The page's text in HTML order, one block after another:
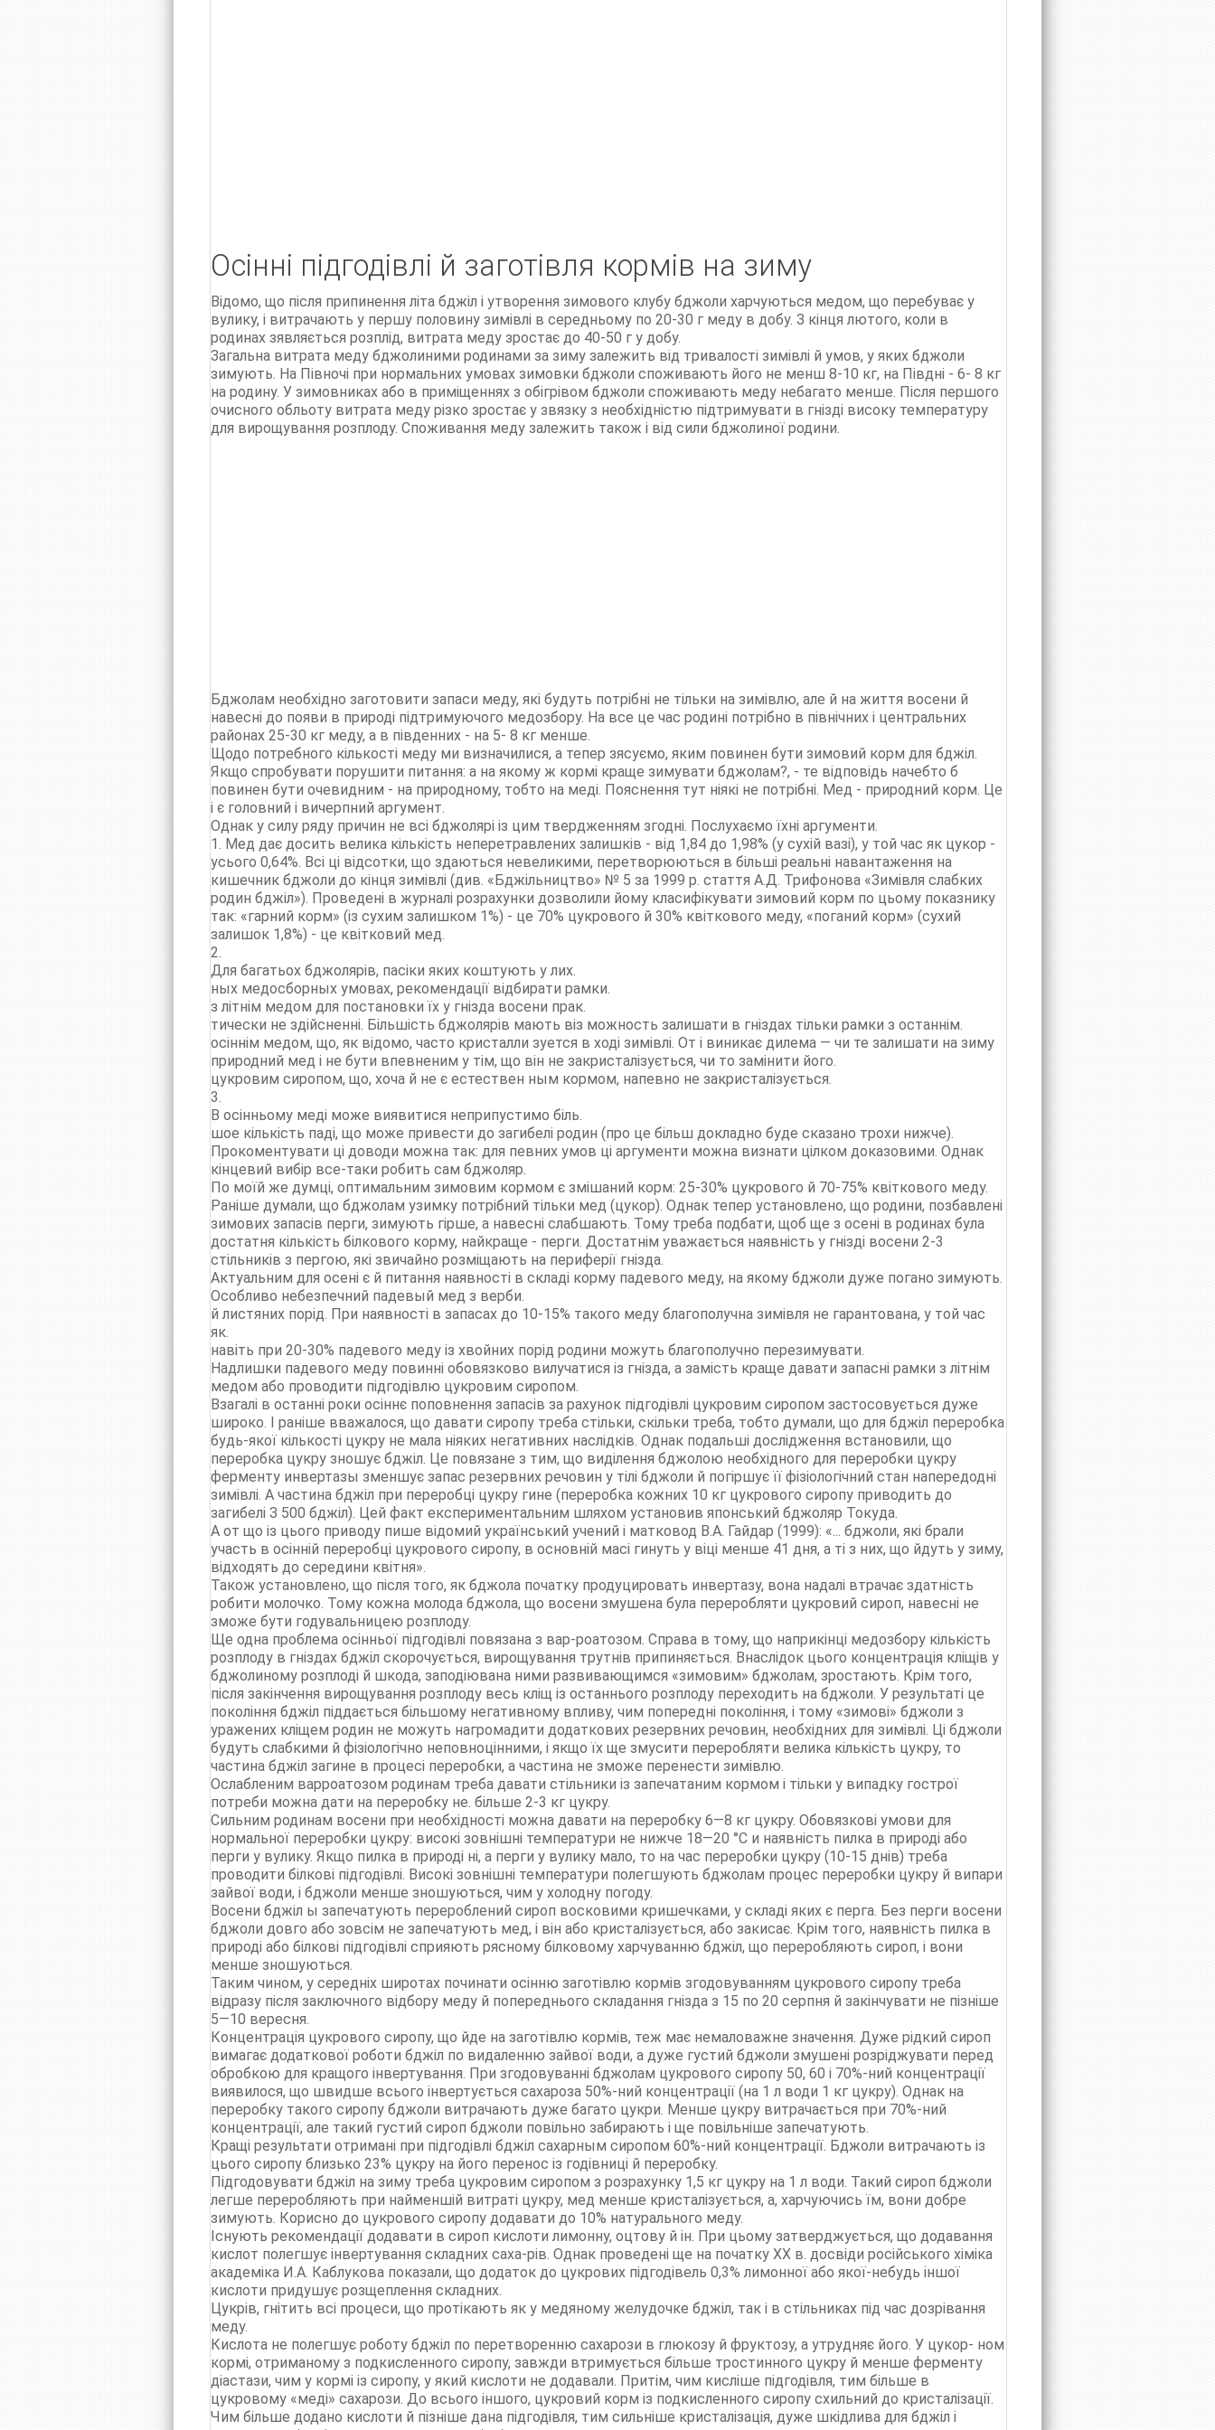
Осінні підгодівлі й заготівля кормів на зиму
Відомо, що після припинення літа бджіл і утворення зимового клубу бджоли харчуються медом, що перебуває у
вулику, і витрачають у першу половину зимівлі в середньому по 20-30 г меду в добу. З кінця лютого, коли в
родинах зявляється розплід, витрата меду зростає до 40-50 г у добу.
Загальна витрата меду бджолиними родинами за зиму залежить від тривалості зимівлі й умов, у яких бджоли
зимують. На Півночі при нормальних умовах зимовки бджоли споживають його не менш 8-10 кг, на Півдні - 6- 8 кг
на родину. У зимовниках або в приміщеннях з обігрівом бджоли споживають меду небагато менше. Після першого
очисного обльоту витрата меду різко зростає у звязку з необхідністю підтримувати в гнізді високу температуру
для вирощування розплоду. Споживання меду залежить також і від сили бджолиної родини.
Бджолам необхідно заготовити запаси меду, які будуть потрібні не тільки на зимівлю, але й на життя восени й
навесні до появи в природі підтримуючого медозбору. На все це час родині потрібно в північних і центральних
районах 25-30 кг меду, а в південних - на 5- 8 кг менше.
Щодо потребного кількості меду ми визначилися, а тепер зясуємо, яким повинен бути зимовий корм для бджіл.
Якщо спробувати порушити питання: а на якому ж кормі краще зимувати бджолам?, - те відповідь начебто б
повинен бути очевидним - на природному, тобто на меді. Пояснення тут ніякі не потрібні. Мед - природний корм. Це
і є головний і вичерпний аргумент.
Однак у силу ряду причин не всі бджолярі із цим твердженням згодні. Послухаємо їхні аргументи.
1. Мед дає досить велика кількість неперетравлених залишків - від 1,84 до 1,98% (у сухій вазі), у той час як цукор -
усього 0,64%. Всі ці відсотки, що здаються невеликими, перетворюються в більші реальні навантаження на
кишечник бджоли до кінця зимівлі (див. «Бджільництво» № 5 за 1999 р. стаття А.Д. Трифонова «Зимівля слабких
родин бджіл»). Проведені в журналі розрахунки дозволили йому класифікувати зимовий корм по цьому показнику
так: «гарний корм» (із сухим залишком 1%) - це 70% цукрового й 30% квіткового меду, «поганий корм» (сухий
залишок 1,8%) - це квітковий мед.
2.
Для багатьох бджолярів, пасіки яких коштують у лих.
ных медосборных умовах, рекомендації відбирати рамки.
з літнім медом для постановки їх у гнізда восени прак.
тически не здійсненні. Більшість бджолярів мають віз можность залишати в гніздах тільки рамки з останнім.
осіннім медом, що, як відомо, часто кристалли зуется в ході зимівлі. От і виникає дилема — чи те залишати на зиму
природний мед і не бути впевненим у тім, що він не закристалізується, чи то замінити його.
цукровим сиропом, що, хоча й не є естествен ным кормом, напевно не закристалізується.
3.
В осінньому меді може виявитися неприпустимо біль.
шое кількість паді, що може привести до загибелі родин (про це більш докладно буде сказано трохи нижче).
Прокоментувати ці доводи можна так: для певних умов ці аргументи можна визнати цілком доказовими. Однак
кінцевий вибір все-таки робить сам бджоляр.
По моїй же думці, оптимальним зимовим кормом є змішаний корм: 25-30% цукрового й 70-75% квіткового меду.
Раніше думали, що бджолам узимку потрібний тільки мед (цукор). Однак тепер установлено, що родини, позбавлені
зимових запасів перги, зимують гірше, а навесні слабшають. Тому треба подбати, щоб ще з осені в родинах була
достатня кількість білкового корму, найкраще - перги. Достатнім уважається наявність у гнізді восени 2-3
стільників з пергою, які звичайно розміщають на периферії гнізда.
Актуальним для осені є й питання наявності в складі корму падевого меду, на якому бджоли дуже погано зимують.
Особливо небезпечний падевый мед з верби.
й листяних порід. При наявності в запасах до 10-15% такого меду благополучна зимівля не гарантована, у той час
як.
навіть при 20-30% падевого меду із хвойних порід родини можуть благополучно перезимувати.
Надлишки падевого меду повинні обовязково вилучатися із гнізда, а замість краще давати запасні рамки з літнім
медом або проводити підгодівлю цукровим сиропом.
Взагалі в останні роки осіннє поповнення запасів за рахунок підгодівлі цукровим сиропом застосовується дуже
широко. І раніше вважалося, що давати сиропу треба стільки, скільки треба, тобто думали, що для бджіл переробка
будь-якої кількості цукру не мала ніяких негативних наслідків. Однак подальші дослідження встановили, що
переробка цукру зношує бджіл. Це повязане з тим, що виділення бджолою необхідного для переробки цукру
ферменту инвертазы зменшує запас резервних речовин у тілі бджоли й погіршує її фізіологічний стан напередодні
зимівлі. А частина бджіл при переробці цукру гине (переробка кожних 10 кг цукрового сиропу приводить до
загибелі З 500 бджіл). Цей факт експериментальним шляхом установив японський бджоляр Токуда.
А от що із цього приводу пише відомий український учений і матковод В.А. Гайдар (1999): «... бджоли, які брали
участь в осінній переробці цукрового сиропу, в основній масі гинуть у віці менше 41 дня, а ті з них, що йдуть у зиму,
відходять до середини квітня».
Також установлено, що після того, як бджола початку продуцировать инвертазу, вона надалі втрачає здатність
робити молочко. Тому кожна молода бджола, що восени змушена була переробляти цукровий сироп, навесні не
зможе бути годувальницею розплоду.
Ще одна проблема осінньої підгодівлі повязана з вар-роатозом. Справа в тому, що наприкінці медозбору кількість
розплоду в гніздах бджіл скорочується, вирощування трутнів припиняється. Внаслідок цього концентрація кліщів у
бджолиному розплоді й шкода, заподіювана ними развивающимся «зимовим» бджолам, зростають. Крім того,
після закінчення вирощування розплоду весь кліщ із останнього розплоду переходить на бджоли. У результаті це
покоління бджіл піддається більшому негативному впливу, чим попередні покоління, і тому «зимові» бджоли з
уражених кліщем родин не можуть нагромадити додаткових резервних речовин, необхідних для зимівлі. Ці бджоли
будуть слабкими й фізіологічно неповноцінними, і якщо їх ще змусити переробляти велика кількість цукру, то
частина бджіл загине в процесі переробки, а частина не зможе перенести зимівлю.
Ослабленим варроатозом родинам треба давати стільники із запечатаним кормом і тільки у випадку гострої
потреби можна дати на переробку не. більше 2-3 кг цукру.
Сильним родинам восени при необхідності можна давати на переробку 6—8 кг цукру. Обовязкові умови для
нормальної переробки цукру: високі зовнішні температури не нижче 18—20 °С и наявність пилка в природі або
перги у вулику. Якщо пилка в природі ні, а перги у вулику мало, то на час переробки цукру (10-15 днів) треба
проводити білкові підгодівлі. Високі зовнішні температури полегшують бджолам процес переробки цукру й випари
зайвої води, і бджоли менше зношуються, чим у холодну погоду.
Восени бджіл ы запечатують перероблений сироп восковими кришечками, у складі яких є перга. Без перги восени
бджоли довго або зовсім не запечатують мед, і він або кристалізується, або закисає. Крім того, наявність пилка в
природі або білкові підгодівлі сприяють рясному білковому харчуванню бджіл, що переробляють сироп, і вони
менше зношуються.
Таким чином, у середніх широтах починати осінню заготівлю кормів згодовуванням цукрового сиропу треба
відразу після заключного відбору меду й попереднього складання гнізда з 15 по 20 серпня й закінчувати не пізніше
5—10 вересня.
Концентрація цукрового сиропу, що йде на заготівлю кормів, теж має немаловажне значення. Дуже рідкий сироп
вимагає додаткової роботи бджіл по видаленню зайвої води, а дуже густий бджоли змушені розріджувати перед
обробкою для кращого інвертування. При згодовуванні бджолам цукрового сиропу 50, 60 і 70%-ний концентрації
виявилося, що швидше всього інвертується сахароза 50%-ний концентрації (на 1 л води 1 кг цукру). Однак на
переробку такого сиропу бджоли витрачають дуже багато цукри. Менше цукру витрачається при 70%-ний
концентрації, але такий густий сироп бджоли повільно забирають і ще повільніше запечатують.
Кращі результати отримані при підгодівлі бджіл сахарным сиропом 60%-ний концентрації. Бджоли витрачають із
цього сиропу близько 23% цукру на його перенос із годівниці й переробку.
Підгодовувати бджіл на зиму треба цукровим сиропом з розрахунку 1,5 кг цукру на 1 л води. Такий сироп бджоли
легше переробляють при найменшій витраті цукру, мед менше кристалізується, а, харчуючись їм, вони добре
зимують. Корисно до цукрового сиропу додавати до 10% натурального меду.
Існують рекомендації додавати в сироп кислоти лимонну, оцтову й ін. При цьому затверджується, що додавання
кислот полегшує інвертування складних саха-рів. Однак проведені ще на початку XX в. досвіди російського хіміка
академіка И.А. Каблукова показали, що додаток до цукрових підгодівель 0,3% лимонної або якої-небудь іншої
кислоти придушує розщеплення складних.
Цукрів, гнітить всі процеси, що протікають як у медяному желудочке бджіл, так і в стільниках під час дозрівання
меду.
Кислота не полегшує роботу бджіл по перетворенню сахарози в глюкозу й фруктозу, а утрудняє його. У цукор- ном
кормі, отриманому з подкисленного сиропу, завжди втримується більше тростинного цукру й менше ферменту
діастази, чим у кормі із сиропу, у який кислоти не додавали. Притім, чим кисліше підгодівля, тим більше в
цукровому «меді» сахарози. До всього іншого, цукровий корм із подкисленного сиропу схильний до кристалізації.
Чим більше додано кислоти й пізніше дана підгодівля, тим сильніше кристалізація, дуже шкідлива для бджіл і